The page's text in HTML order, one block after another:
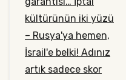
kültürünün iki yüzü
– Rusya'ya hemen,
İsrail'e belki! Adınız
artık sadece skor